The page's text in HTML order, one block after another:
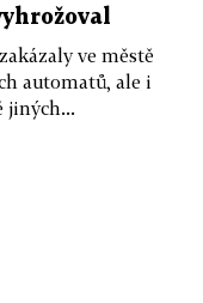
ve městě
automatů, ale i
jiných...